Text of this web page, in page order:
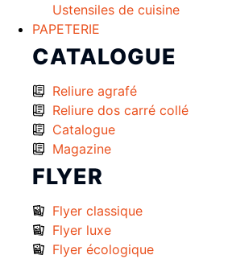
Ustensiles de cuisine
PAPETERIE
CATALOGUE
Reliure agrafé
Reliure dos carré collé
Catalogue
Magazine
FLYER
Flyer classique
Flyer luxe
Flyer écologique